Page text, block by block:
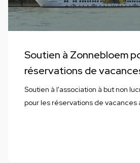
Soutien à Zonnebloem
réservations de
Soutien à l'association à but non
pour les réservations de vacances